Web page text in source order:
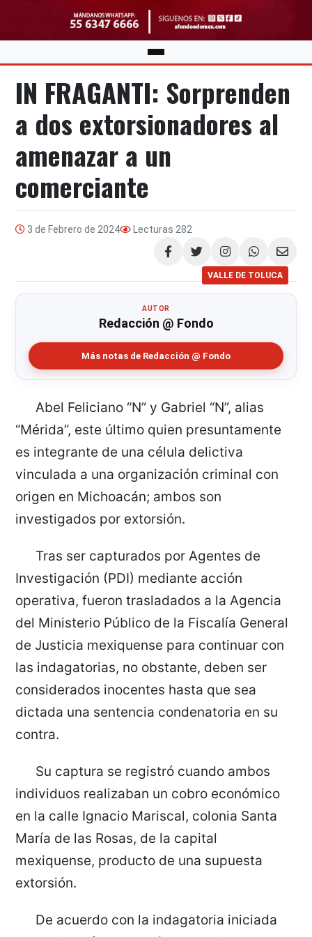
IN FRAGANTI: Sorprenden
a dos extorsionadores al
amenazar a un
comerciante
3 de Febrero de 2024 Lecturas 282
Compartir
VALLE DE TOLUCA
AUTOR
Redacción @ Fondo
Más notas de Redacción @ Fondo
Abel Feliciano “N” y Gabriel “N”, alias
“Mérida”, este último quien presuntamente
es integrante de una célula delictiva
vinculada a una organización criminal con
origen en Michoacán; ambos son
investigados por extorsión.
Tras ser capturados por Agentes de
Investigación (PDI) mediante acción
operativa, fueron trasladados a la Agencia
del Ministerio Público de la Fiscalía General
de Justicia mexiquense para continuar con
las indagatorias, no obstante, deben ser
considerados inocentes hasta que sea
dictada una sentencia condenatoria en su
contra.
Su captura se registró cuando ambos
individuos realizaban un cobro económico
en la calle Ignacio Mariscal, colonia Santa
María de las Rosas, de la capital
mexiquense, producto de una supuesta
extorsión.
De acuerdo con la indagatoria iniciada